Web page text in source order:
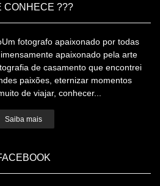
CONHECE ???
fotografo apaixonado por todas
apaixonado pela arte
de casamento que encontrei
paixões, eternizar momentos
de viajar, conhecer...
Saiba mais